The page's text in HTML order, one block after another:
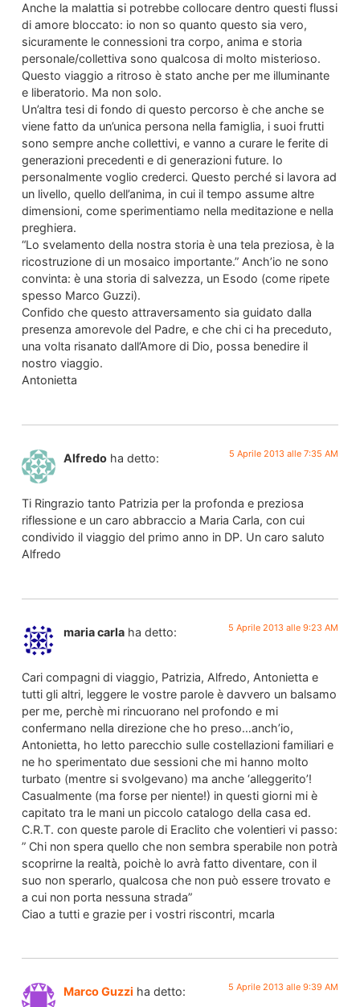
Anche la malattia si potrebbe collocare dentro questi flussi
di amore bloccato: io non so quanto questo sia vero,
sicuramente le connessioni tra corpo, anima e storia
personale/collettiva sono qualcosa di molto misterioso.
Questo viaggio a ritroso è stato anche per me illuminante
e liberatorio. Ma non solo.
Un’altra tesi di fondo di questo percorso è che anche se
viene fatto da un’unica persona nella famiglia, i suoi frutti
sono sempre anche collettivi, e vanno a curare le ferite di
generazioni precedenti e di generazioni future. Io
personalmente voglio crederci. Questo perché si lavora ad
un livello, quello dell’anima, in cui il tempo assume altre
dimensioni, come sperimentiamo nella meditazione e nella
preghiera.
“Lo svelamento della nostra storia è una tela preziosa, è la
ricostruzione di un mosaico importante.” Anch’io ne sono
convinta: è una storia di salvezza, un Esodo (come ripete
spesso Marco Guzzi).
Confido che questo attraversamento sia guidato dalla
presenza amorevole del Padre, e che chi ci ha preceduto,
una volta risanato dall’Amore di Dio, possa benedire il
nostro viaggio.
Antonietta
Alfredo ha detto: 5 Aprile 2013 alle 7:35 AM
Ti Ringrazio tanto Patrizia per la profonda e preziosa
riflessione e un caro abbraccio a Maria Carla, con cui
condivido il viaggio del primo anno in DP. Un caro saluto
Alfredo
maria carla ha detto: 5 Aprile 2013 alle 9:23 AM
Cari compagni di viaggio, Patrizia, Alfredo, Antonietta e
tutti gli altri, leggere le vostre parole è davvero un balsamo
per me, perchè mi rincuorano nel profondo e mi
confermano nella direzione che ho preso…anch’io,
Antonietta, ho letto parecchio sulle costellazioni familiari e
ne ho sperimentato due sessioni che mi hanno molto
turbato (mentre si svolgevano) ma anche ‘alleggerito’!
Casualmente (ma forse per niente!) in questi giorni mi è
capitato tra le mani un piccolo catalogo della casa ed.
C.R.T. con queste parole di Eraclito che volentieri vi passo:
” Chi non spera quello che non sembra sperabile non potrà
scoprirne la realtà, poichè lo avrà fatto diventare, con il
suo non sperarlo, qualcosa che non può essere trovato e
a cui non porta nessuna strada”
Ciao a tutti e grazie per i vostri riscontri, mcarla
Marco Guzzi ha detto: 5 Aprile 2013 alle 9:39 AM